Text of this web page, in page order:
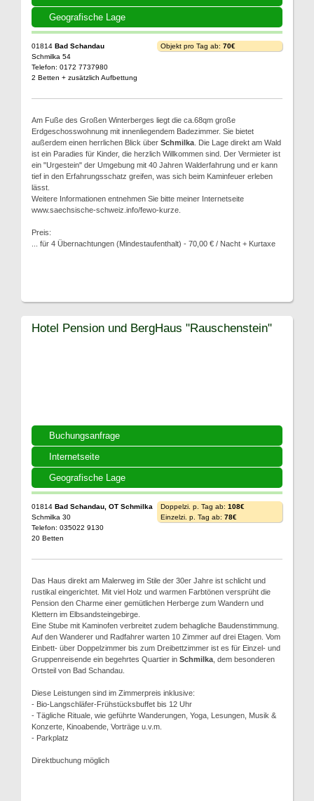
Geografische Lage
01814 Bad Schandau
Schmilka 54
Telefon: 0172 7737980
2 Betten + zusätzlich Aufbettung
Objekt pro Tag ab: 70€
Am Fuße des Großen Winterberges liegt die ca.68qm große
Erdgeschosswohnung mit innenliegendem Badezimmer. Sie bietet
außerdem einen herrlichen Blick über Schmilka . Die Lage direkt am Wald
ist ein Paradies für Kinder, die herzlich Willkommen sind. Der Vermieter ist
ein "Urgestein" der Umgebung mit 40 Jahren Walderfahrung und er kann
tief in den Erfahrungsschatz greifen, was sich beim Kaminfeuer erleben
lässt.
Weitere Informationen entnehmen Sie bitte meiner Internetseite
www.saechsische-schweiz.info/fewo-kurze.
Preis:
... für 4 Übernachtungen (Mindestaufenthalt) - 70,00 € / Nacht + Kurtaxe
Buchungsanfrage
Internetseite
Geografische Lage
Hotel Pension und BergHaus "Rauschenstein"
01814 Bad Schandau, OT Schmilka
Schmilka 30
Telefon: 035022 9130
20 Betten
Doppelzi. p. Tag ab: 108€
Einzelzi. p. Tag ab: 78€
Das Haus direkt am Malerweg im Stile der 30er Jahre ist schlicht und
rustikal eingerichtet. Mit viel Holz und warmen Farbtönen versprüht die
Pension den Charme einer gemütlichen Herberge zum Wandern und
Klettern im Elbsandsteingebirge.
Eine Stube mit Kaminofen verbreitet zudem behagliche Baudenstimmung.
Auf den Wanderer und Radfahrer warten 10 Zimmer auf drei Etagen. Vom
Einbett- über Doppelzimmer bis zum Dreibettzimmer ist es für Einzel- und
Gruppenreisende ein begehrtes Quartier in Schmilka , dem besonderen
Ortsteil von Bad Schandau.
Diese Leistungen sind im Zimmerpreis inklusive:
- Bio-Langschläfer-Frühstücksbuffet bis 12 Uhr
- Tägliche Rituale, wie geführte Wanderungen, Yoga, Lesungen, Musik &
Konzerte, Kinoabende, Vorträge u.v.m.
- Parkplatz
Direktbuchung möglich